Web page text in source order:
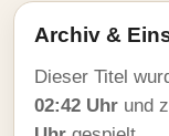
Archiv &
Dieser Titel
02:42 Uhr und